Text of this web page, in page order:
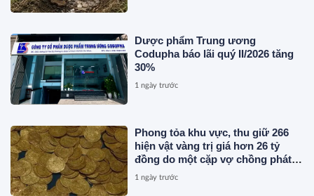
Dược phẩm Trung ương
Codupha báo lãi quý II/2026 tăng
30%
1 ngày trước
Phong tỏa khu vực, thu giữ 266
hiện vật vàng trị giá hơn 26 tỷ
đồng do một cặp vợ chồng phát
hiện khi thay sàn nhà
1 ngày trước